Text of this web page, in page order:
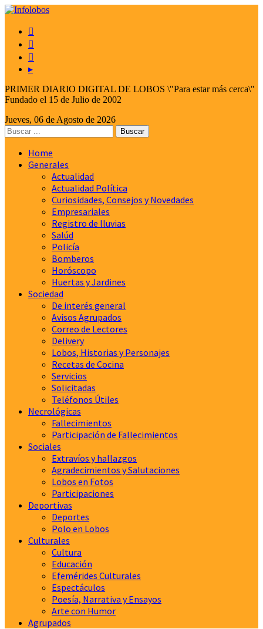



▸
PRIMER DIARIO DIGITAL DE LOBOS \"Para estar más cerca\"
Fundado el 15 de Julio de 2002
Jueves, 06 de Agosto de 2026
Home
Generales
Actualidad
Actualidad Política
Curiosidades, Consejos y Novedades
Empresariales
Registro de lluvias
Salúd
Policía
Bomberos
Horóscopo
Huertas y Jardines
Sociedad
De interés general
Avisos Agrupados
Correo de Lectores
Delivery
Lobos, Historias y Personajes
Recetas de Cocina
Servicios
Solicitadas
Teléfonos Útiles
Necrológicas
Fallecimientos
Participación de Fallecimientos
Sociales
Extravíos y hallazgos
Agradecimientos y Salutaciones
Lobos en Fotos
Participaciones
Deportivas
Deportes
Polo en Lobos
Culturales
Cultura
Educación
Efemérides Culturales
Espectáculos
Poesía, Narrativa y Ensayos
Arte con Humor
Agrupados